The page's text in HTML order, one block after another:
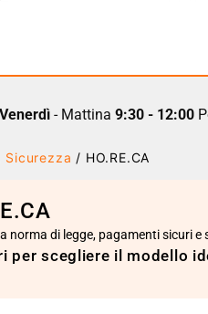
- Mattina 9:30 - 12:00
Sicurezza / HO.RE.CA
di legge, pagamenti sicuri
scegliere il modello